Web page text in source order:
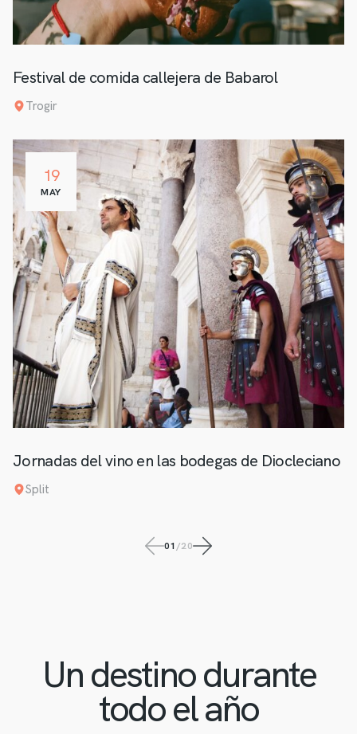
Festival de comida callejera de Babarol
Trogir
19
MAY
Jornadas del vino en las bodegas de Diocleciano
Split
01/20
Un destino durante
todo el año